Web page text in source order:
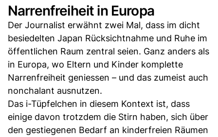
Narrenfreiheit in Europa
Der Journalist erwähnt zwei Mal, dass im dicht
besiedelten Japan Rücksichtnahme und Ruhe im
öffentlichen Raum zentral seien. Ganz anders als
in Europa, wo Eltern und Kinder komplette
Narrenfreiheit geniessen – und das zumeist auch
nonchalant ausnutzen.
Das i-Tüpfelchen in diesem Kontext ist, dass
einige davon trotzdem die Stirn haben, sich über
den gestiegenen Bedarf an kinderfreien Räumen